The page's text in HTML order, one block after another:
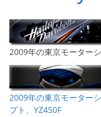
2009年の東京モーター
2009年の東京モーター
プト、YZ450F